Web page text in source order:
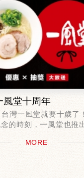
風堂十周年
灣一風堂就要十歲了
的時刻，一風堂也推
和我們共同走向十周年
MORE